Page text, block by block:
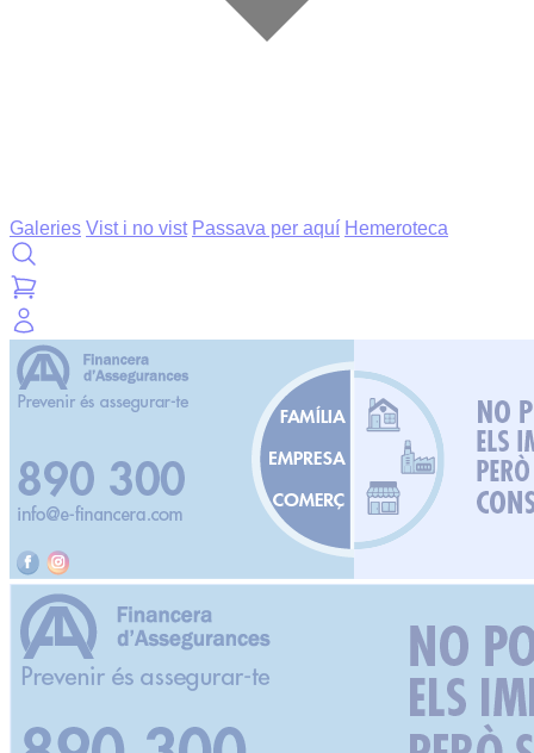
Galeries Vist i no vist Passava per aquí Hemeroteca